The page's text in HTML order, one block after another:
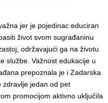
jer je pojedinac educiran
život svom sugrađaninu
održavajući ga na životu
službe. Važnost edukacije u
prepoznala je i Zadarska
zdravlje jedan od pet
promocijom aktivno uključila